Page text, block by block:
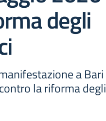
degli
a Bari
la riforma degli